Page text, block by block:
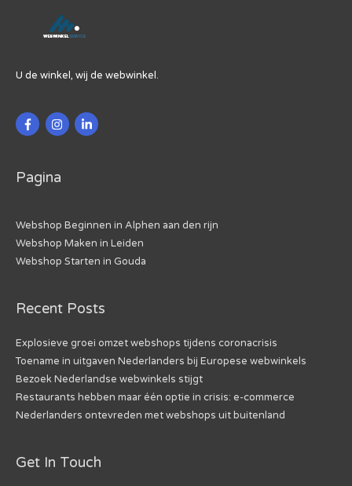
U de winkel, wij de webwinkel.
Pagina
Webshop Beginnen in Alphen aan den rijn
Webshop Maken in Leiden
Webshop Starten in Gouda
Recent Posts
Explosieve groei omzet webshops tijdens coronacrisis
Toename in uitgaven Nederlanders bij Europese webwinkels
Bezoek Nederlandse webwinkels stijgt
Restaurants hebben maar één optie in crisis: e-commerce
Nederlanders ontevreden met webshops uit buitenland
Get In Touch